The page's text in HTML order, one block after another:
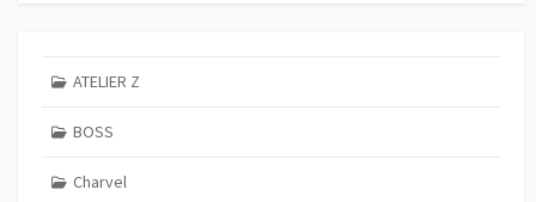
ATELIER Z
BOSS
Charvel